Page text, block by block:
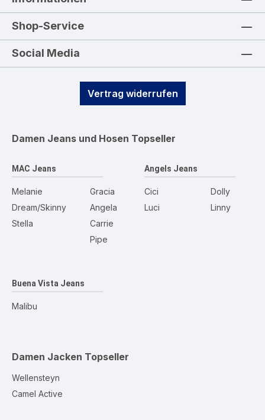
Shop-Service
Social Media
Vertrag widerrufen
Damen Jeans und Hosen Topseller
MAC Jeans
Melanie
Dream/Skinny
Stella
Gracia
Angela
Carrie
Pipe
Angels Jeans
Cici
Luci
Dolly
Linny
Buena Vista Jeans
Malibu
Damen Jacken Topseller
Wellensteyn
Camel Active